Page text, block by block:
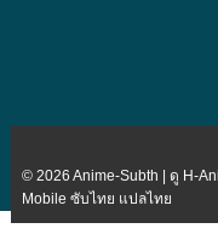
© 2026 Anime-Subth | ดู H-
Mobile ซับไทย แปลไทย